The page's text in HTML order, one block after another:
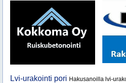
Lvi-urakointi pori Hakusanoilla lvi-